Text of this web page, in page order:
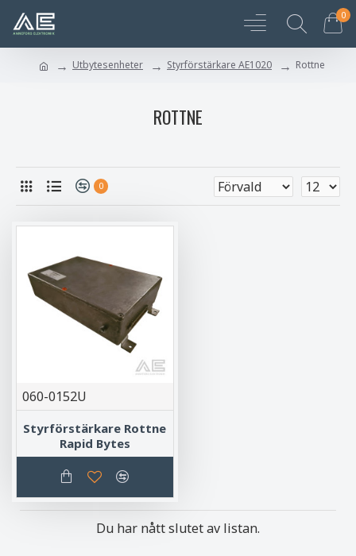
0
Utbytesenheter Styrförstärkare AE1020 Rottne
ROTTNE
0
060-0152U
Styrförstärkare Rottne
Rapid Bytes
Du har nått slutet av listan.